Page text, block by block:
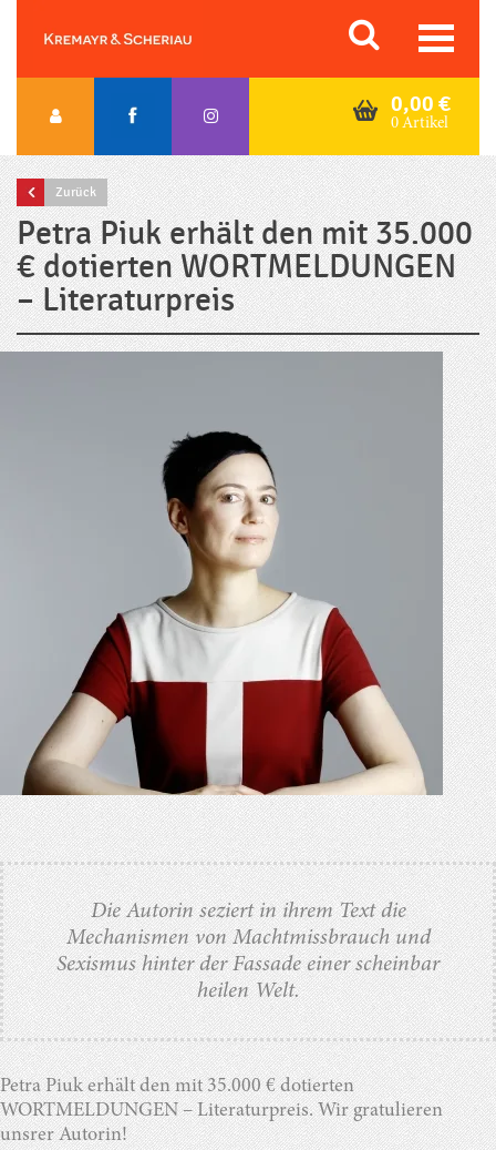
content
Orac K&S
0,00 €
0 Artikel
Zurück
Petra Piuk erhält den mit 35.000
€ dotierten WORTMELDUNGEN
– Literaturpreis
Die Autorin seziert in ihrem Text die
Mechanismen von Machtmissbrauch und
Sexismus hinter der Fassade einer scheinbar
heilen Welt.
Petra Piuk erhält den mit 35.000 € dotierten
WORTMELDUNGEN – Literaturpreis. Wir gratulieren
unsrer Autorin!